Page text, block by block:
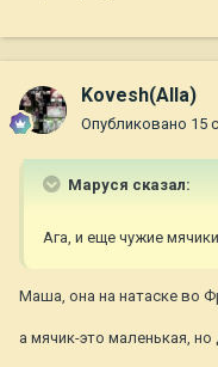
Kovesh(Alla)
Опубликовано 15
Маруся сказал:
Ага, и еще чужие
Маша, она на натаске во
а мячик-это маленькая,